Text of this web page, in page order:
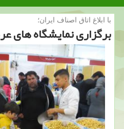
با ابلاغ اتاق اصناف ایران؛
برگزاری نمایشگاه های